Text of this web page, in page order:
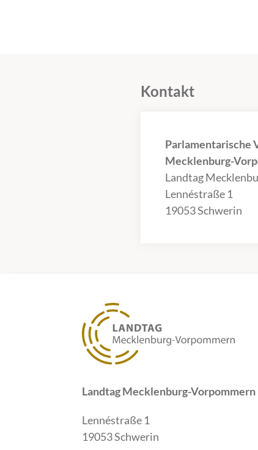
Kontakt
Parlamentarische
Mecklenburg-
Landtag
Lennéstraße 1
19053 Schwerin
Landtag Mecklenburg-Vorpommern
Lennéstraße 1
19053 Schwerin